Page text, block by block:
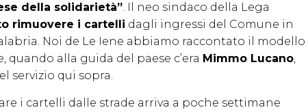
della solidarietà” . Il neo sindaco della Lega
rimuovere i cartelli dagli ingressi del Comune in
Noi de Le Iene abbiamo raccontato il modello
quando alla guida del paese c’era Mimmo Lucano
servizio qui sopra.
i cartelli dalle strade arriva a poche settimane